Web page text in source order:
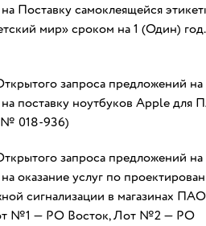
Поставку самоклеящейся
мир» сроком на 1 (Один) год.
запроса предложений на
поставку ноутбуков Apple для
№ 018-936)
запроса предложений на
оказание услуг по
сигнализации в магазинах ПАО
№1 — РО Восток, Лот №2 — РО